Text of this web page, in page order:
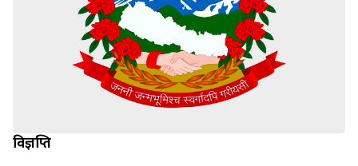
विज्ञप्ति